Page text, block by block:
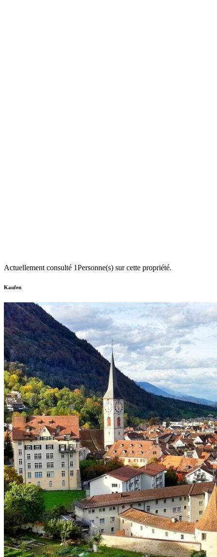
Actuellement consulté 1Personne(s) sur cette propriété.
Kaufen